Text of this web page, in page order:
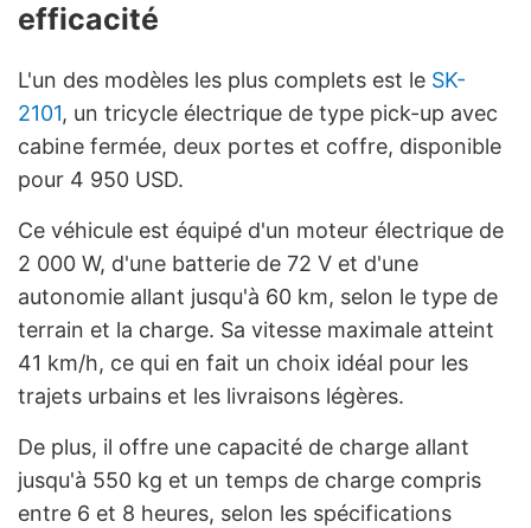
efficacité
L'un des modèles les plus complets est le SK-
2101, un tricycle électrique de type pick-up avec
cabine fermée, deux portes et coffre, disponible
pour 4 950 USD.
Ce véhicule est équipé d'un moteur électrique de
2 000 W, d'une batterie de 72 V et d'une
autonomie allant jusqu'à 60 km, selon le type de
terrain et la charge. Sa vitesse maximale atteint
41 km/h, ce qui en fait un choix idéal pour les
trajets urbains et les livraisons légères.
De plus, il offre une capacité de charge allant
jusqu'à 550 kg et un temps de charge compris
entre 6 et 8 heures, selon les spécifications